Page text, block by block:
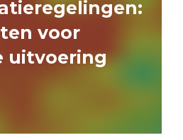
voor
uitvoering